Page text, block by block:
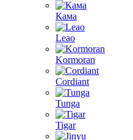
Кама
Leao
Kormoran
Cordiant
Tunga
Tigar